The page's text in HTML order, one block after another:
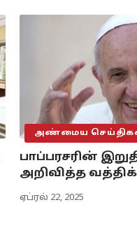
அண்மைய
பாப்பரசரின்
அறிவித்த
ஏப்ரல் 22, 2025